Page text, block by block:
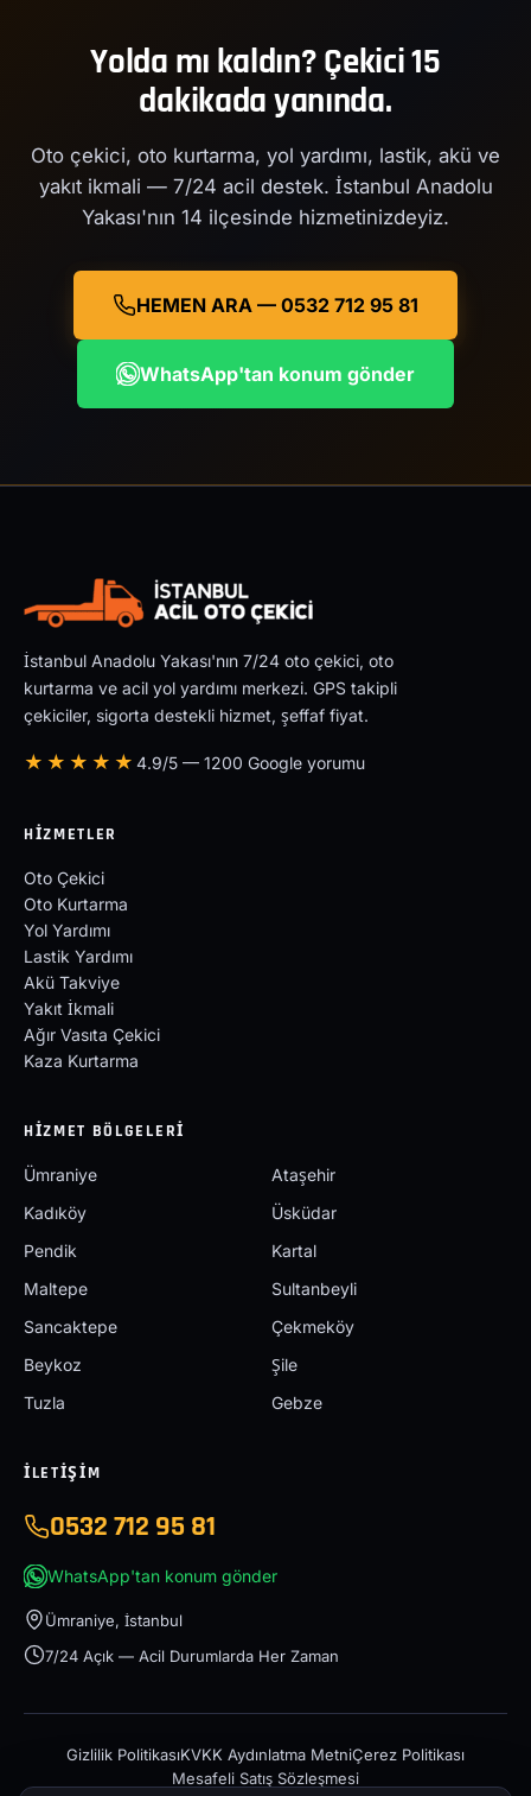
Yolda mı kaldın? Çekici 15
dakikada yanında.
Oto çekici, oto kurtarma, yol yardımı, lastik, akü ve
yakıt ikmali — 7/24 acil destek. İstanbul Anadolu
Yakası'nın 14 ilçesinde hizmetinizdeyiz.
HEMEN ARA — 0532 712 95 81
WhatsApp'tan konum gönder
İstanbul Anadolu Yakası'nın 7/24 oto çekici, oto
kurtarma ve acil yol yardımı merkezi. GPS takipli
çekiciler, sigorta destekli hizmet, şeffaf fiyat.
★★★★★ 4.9/5 — 1200 Google yorumu
HIZMETLER
Oto Çekici
Oto Kurtarma
Yol Yardımı
Lastik Yardımı
Akü Takviye
Yakıt İkmali
Ağır Vasıta Çekici
Kaza Kurtarma
HIZMET BÖLGELERI
Ümraniye
Ataşehir
Kadıköy
Üsküdar
Pendik
Kartal
Maltepe
Sultanbeyli
Sancaktepe
Çekmeköy
Beykoz
Şile
Tuzla
Gebze
İLETIŞIM
0532 712 95 81
WhatsApp'tan konum gönder
Ümraniye, İstanbul
7/24 Açık — Acil Durumlarda Her Zaman
Gizlilik PolitikasıKVKK Aydınlatma MetniÇerez Politikası
Mesafeli Satış Sözleşmesi